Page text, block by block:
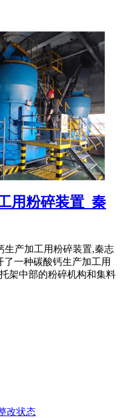
用粉碎装置_秦
生产加工用粉碎装置,秦志
一种碳酸钙生产加工用
架中部的粉碎机构和集料
改状态